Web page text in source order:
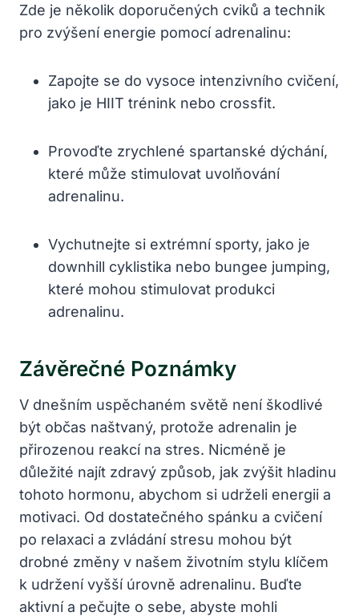
Zde je několik doporučených cviků a technik
pro zvýšení energie pomocí adrenalinu:
Zapojte se do vysoce intenzivního cvičení,
jako je HIIT trénink nebo crossfit.
Provoďte zrychlené spartanské dýchání,
které může stimulovat uvolňování
adrenalinu.
Vychutnejte si extrémní sporty, jako je
downhill cyklistika nebo bungee jumping,
které mohou stimulovat produkci
adrenalinu.
Závěrečné Poznámky
V dnešním uspěchaném světě není škodlivé
být občas naštvaný, protože adrenalin je
přirozenou reakcí na stres. Nicméně je
důležité najít zdravý způsob, jak zvýšit hladinu
tohoto hormonu, abychom si udrželi energii a
motivaci. Od dostatečného spánku a cvičení
po relaxaci a zvládání stresu mohou být
drobné změny v našem životním stylu klíčem
k udržení vyšší úrovně adrenalinu. Buďte
aktivní a pečujte o sebe, abyste mohli